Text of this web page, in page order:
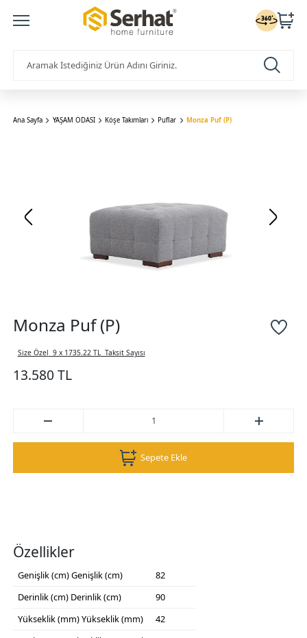
Ana Sayfa YAŞAM ODASI Köşe Takımları Puflar Monza Puf (P)
Monza Puf (P)
Size Özel 9 x 1735.22 TLTaksit Sayısı
13.580 TL
Sepete Ekle
Özellikler
Genişlik (cm)Genişlik (cm)
82
Derinlik (cm) Derinlik (cm)
90
Yükseklik (mm)Yükseklik (mm)
42